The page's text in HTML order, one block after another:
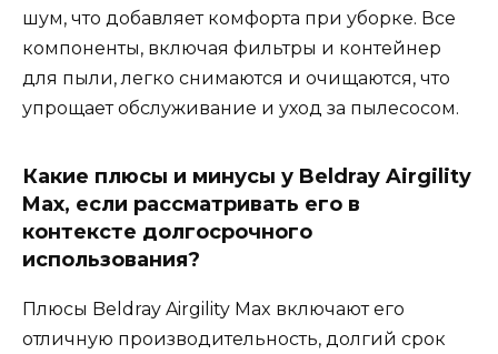
шум, что добавляет комфорта при уборке. Все
компоненты, включая фильтры и контейнер
для пыли, легко снимаются и очищаются, что
упрощает обслуживание и уход за пылесосом.
Какие плюсы и минусы у Beldray Airgility
Max, если рассматривать его в
контексте долгосрочного
использования?
Плюсы Beldray Airgility Max включают его
отличную производительность, долгий срок